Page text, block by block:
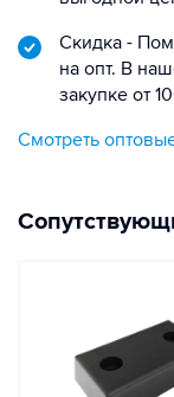
Скидка -
на опт. В
закупке от
Смотреть